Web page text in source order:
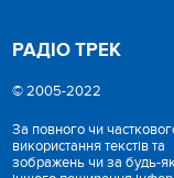
РАДІО ТРЕК
© 2005-2022
За повного чи
використання текстів та
зображень чи за будь-